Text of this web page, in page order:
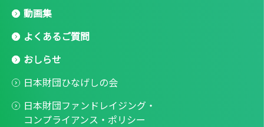
動画集
よくあるご質問
おしらせ
日本財団ひなげしの会
日本財団ファンドレイジング・
コンプライアンス・ポリシー